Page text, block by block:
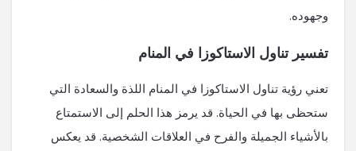
وجهوده.
تفسير تناول الاستاكوزا في المنام
تعني رؤية تناول الاستاكوزا في المنام اللذة والسعادة التي
ستحظى بها في الحياة. قد يرمز هذا الحلم إلى الاستمتاع
بالأشياء الجميلة والفرح في العلاقات الشخصية. قد يعكس